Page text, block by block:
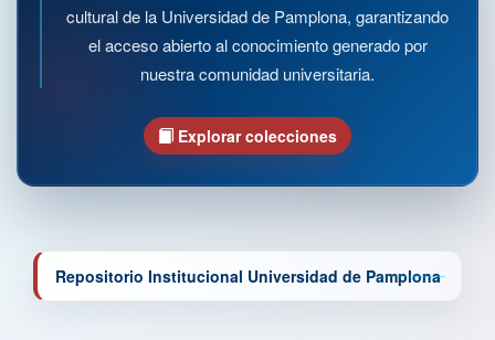
cultural de la Universidad de Pamplona, garantizando
el acceso abierto al conocimiento generado por
nuestra comunidad universitaria.
Explorar colecciones
Repositorio Institucional Universidad de Pamplona